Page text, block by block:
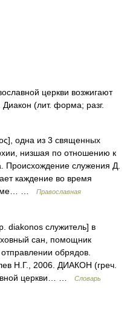
церкви возжигают
Диакон (лит. форма; разг.
одна из 3 священных
низшая по отношению к
Происхождение служения Д.
каждение во время
…
Православная
служитель] в
сан, помощник
обрядов.
Н.Г., 2006. ДИАКОН (греч.
церкви… …
Словарь